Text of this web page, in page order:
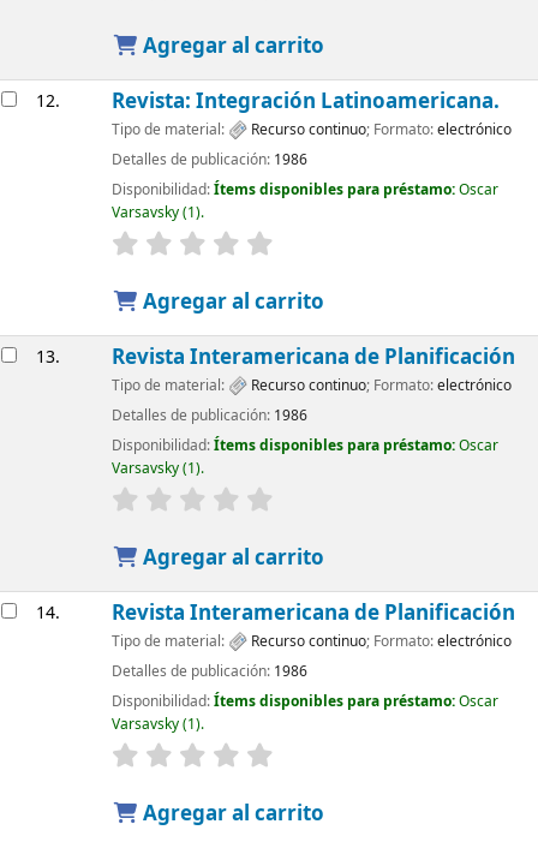
Agregar al carrito
12. Revista: Integración Latinoamericana.
Tipo de material: Recurso continuo; Formato:electrónico
Detalles de publicación: 1986
Disponibilidad:Ítems disponibles para préstamo:Oscar
Varsavsky(1).
Agregar al carrito
13. Revista Interamericana de Planificación
Tipo de material: Recurso continuo; Formato:electrónico
Detalles de publicación: 1986
Disponibilidad:Ítems disponibles para préstamo:Oscar
Varsavsky(1).
Agregar al carrito
14. Revista Interamericana de Planificación
Tipo de material: Recurso continuo; Formato:electrónico
Detalles de publicación: 1986
Disponibilidad:Ítems disponibles para préstamo:Oscar
Varsavsky(1).
Agregar al carrito